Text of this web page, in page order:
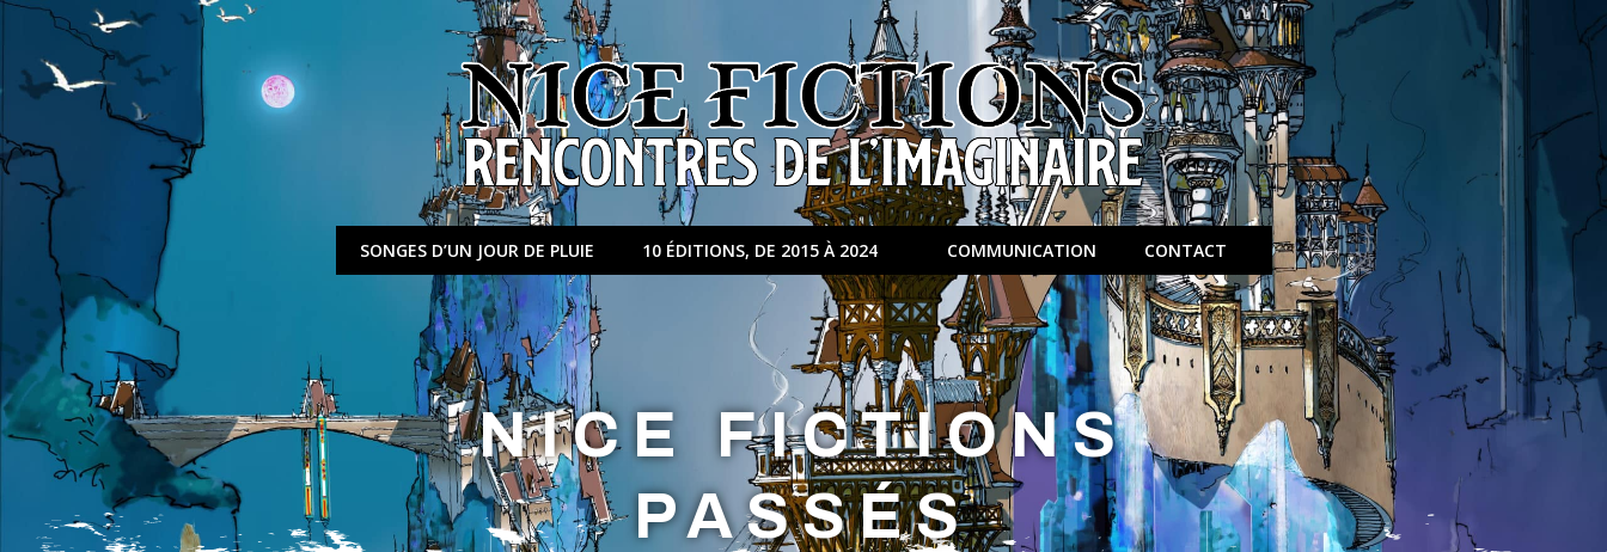
Aller
contenu
SONGES D’UN JOUR DE PLUIE 10 ÉDITIONS, DE 2015 À 2024 COMMUNICATION CONTACT
NICE FICTIONS
PASSÉS